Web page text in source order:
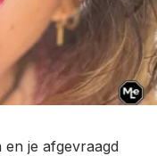
en je afgevraagd